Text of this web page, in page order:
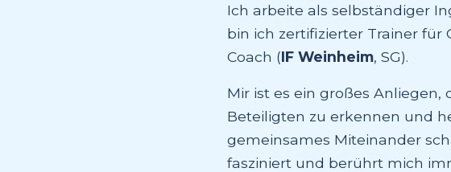
Ich arbeite als selbständiger
bin ich zertifizierter Trainer für
Coach (IF Weinheim, SG).
Mir ist es ein großes
Beteiligten zu erkennen und
gemeinsames Miteinander
fasziniert und berührt mich